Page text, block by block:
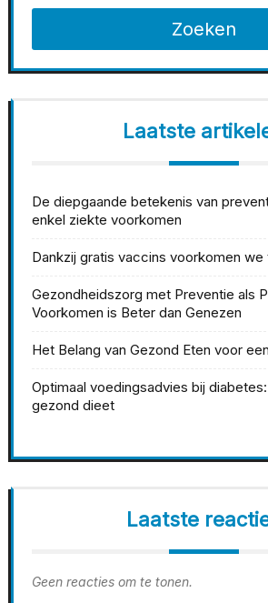
Zoeken
Laatste
De diepgaande betekenis van
enkel ziekte voorkomen
Dankzij gratis vaccins voorkomen we
Gezondheidszorg met Preventie als
Voorkomen is Beter dan Genezen
Het Belang van Gezond Eten voor
Optimaal voedingsadvies bij
gezond dieet
Laatste
Geen reacties om te tonen.